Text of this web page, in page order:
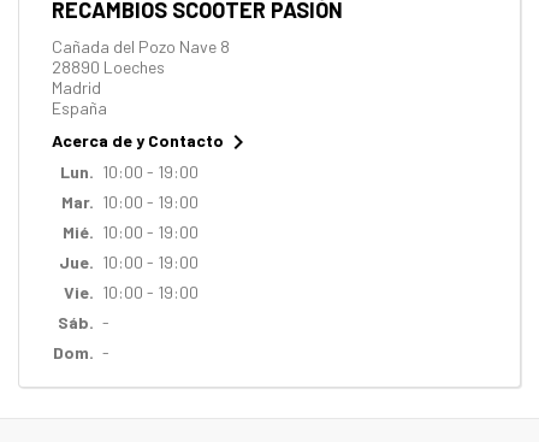
RECAMBIOS SCOOTER PASIÓN
Cañada del Pozo Nave 8
28890 Loeches
Madrid
España
Acerca de y Contacto 
Lun. 10:00 - 19:00
Mar. 10:00 - 19:00
Mié. 10:00 - 19:00
Jue. 10:00 - 19:00
Vie. 10:00 - 19:00
Sáb. -
Dom. -